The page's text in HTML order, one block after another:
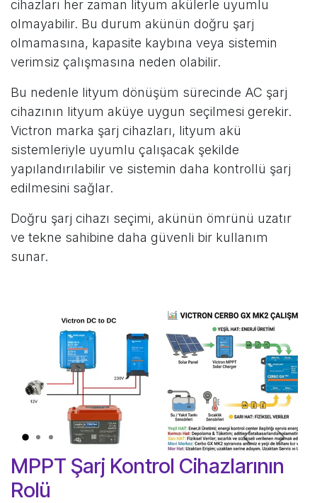
cihazları her zaman lityum akülerle uyumlu
olmayabilir. Bu durum akünün doğru şarj
olmamasına, kapasite kaybına veya sistemin
verimsiz çalışmasına neden olabilir.
Bu nedenle lityum dönüşüm sürecinde AC şarj
cihazının lityum aküye uygun seçilmesi gerekir.
Victron marka şarj cihazları, lityum akü
sistemleriyle uyumlu çalışacak şekilde
yapılandırılabilir ve sistemin daha kontrollü şarj
edilmesini sağlar.
Doğru şarj cihazı seçimi, akünün ömrünü uzatır
ve tekne sahibine daha güvenli bir kullanım
sunar.
Önceki
MPPT Şarj Kontrol Cihazlarının
Rolü